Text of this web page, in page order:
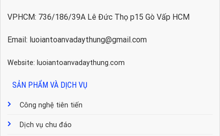
VPHCM: 736/186/39A Lê Đức Thọ p15 Gò Vấp HCM
Email: luoiantoanvadaythung@gmail.com
Website: luoiantoanvadaythung.com
SẢN PHẨM VÀ DỊCH VỤ
Công nghệ tiên tiến
Dịch vụ chu đáo